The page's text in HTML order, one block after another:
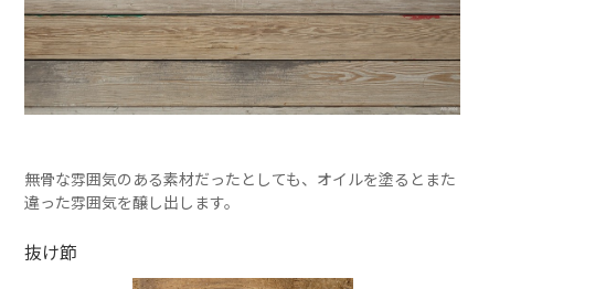
無骨な雰囲気のある素材だったとしても、オイルを塗るとまた
違った雰囲気を醸し出します。
抜け節